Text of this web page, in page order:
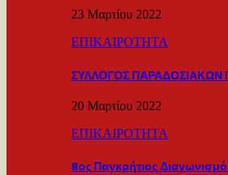
23 Μαρτίου 2022
ΕΠΙΚΑΙΡΟΤΗΤΑ
ΣΥΛΛΟΓΟΣ ΠΑΡΑΔΟΣΙΑΚΩΝ
20 Μαρτίου 2022
ΕΠΙΚΑΙΡΟΤΗΤΑ
8ος Παγκρήτιος